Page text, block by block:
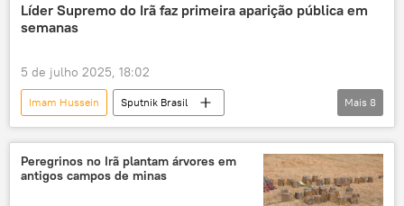
Líder Supremo do Irã faz primeira aparição pública em
semanas
5 de julho 2025, 18:02
Imam Hussein
Sputnik Brasil
Panorama internacional
aiatolá Ali Khamenei
Teerã
Washington
Tel Aviv
Oriente Médio
Oriente Médio e África
Mais 8
Peregrinos no Irã plantam árvores em
antigos campos de minas